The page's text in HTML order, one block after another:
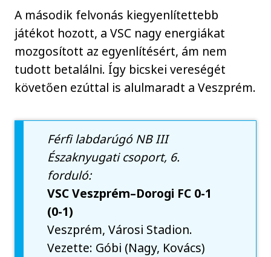
A második felvonás kiegyenlítettebb
játékot hozott, a VSC nagy energiákat
mozgosított az egyenlítésért, ám nem
tudott betalálni. Így bicskei vereségét
követően ezúttal is alulmaradt a Veszprém.
Férfi labdarúgó NB III
Északnyugati csoport, 6.
forduló:
VSC Veszprém–Dorogi FC 0-1
(0-1)
Veszprém, Városi Stadion.
Vezette: Góbi (Nagy, Kovács)